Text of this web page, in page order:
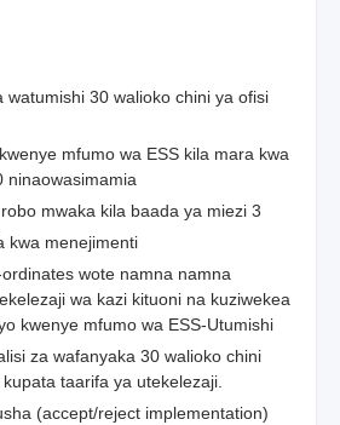
watumishi 30 walioko chini ya ofisi
mfumo wa ESS kila mara kwa
ninaowasimamia
mwaka kila baada ya miezi 3
kwa menejimenti
wote namna namna
wa kazi kituoni na kuziwekea
kwenye mfumo wa ESS-Utumishi
za wafanyaka 30 walioko chini
taarifa ya utekelezaji.
(accept/reject implementation)